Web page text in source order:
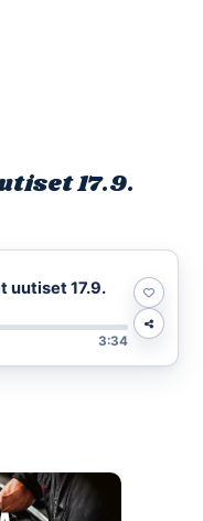
17.9.
uutiset 17.9.
3:34